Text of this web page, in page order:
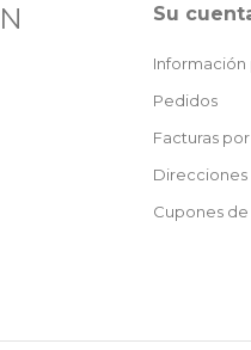
Su
Información
Pedidos
Facturas
Direcciones
Cupones